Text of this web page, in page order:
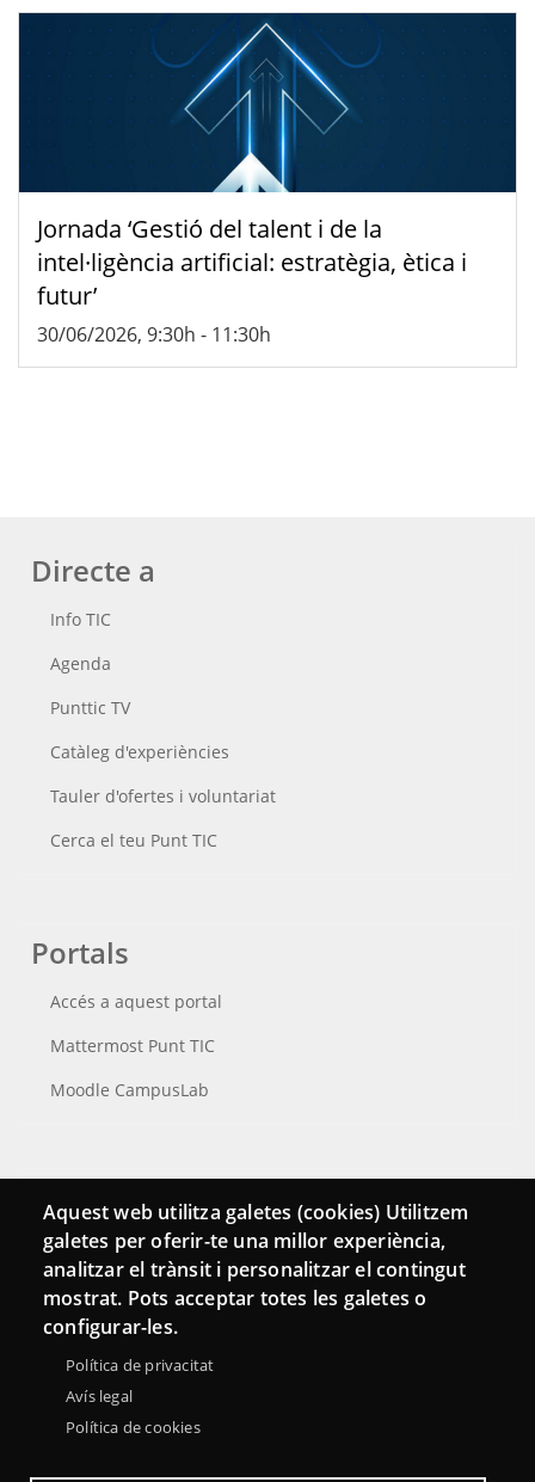
Jornada ‘Gestió del talent i de la
intel·ligència artificial: estratègia, ètica i
futur’
30/06/2026, 9:30h - 11:30h
Directe a
Info TIC
Agenda
Punttic TV
Catàleg d'experiències
Tauler d'ofertes i voluntariat
Cerca el teu Punt TIC
Portals
Accés a aquest portal
Mattermost Punt TIC
Moodle CampusLab
Connecta
Bustia de contacte
Butlletins
Aquest web utilitza galetes (cookies) Utilitzem
galetes per oferir-te una millor experiència,
analitzar el trànsit i personalitzar el contingut
mostrat. Pots acceptar totes les galetes o
configurar-les.
Política de privacitat
Avís legal
Política de cookies